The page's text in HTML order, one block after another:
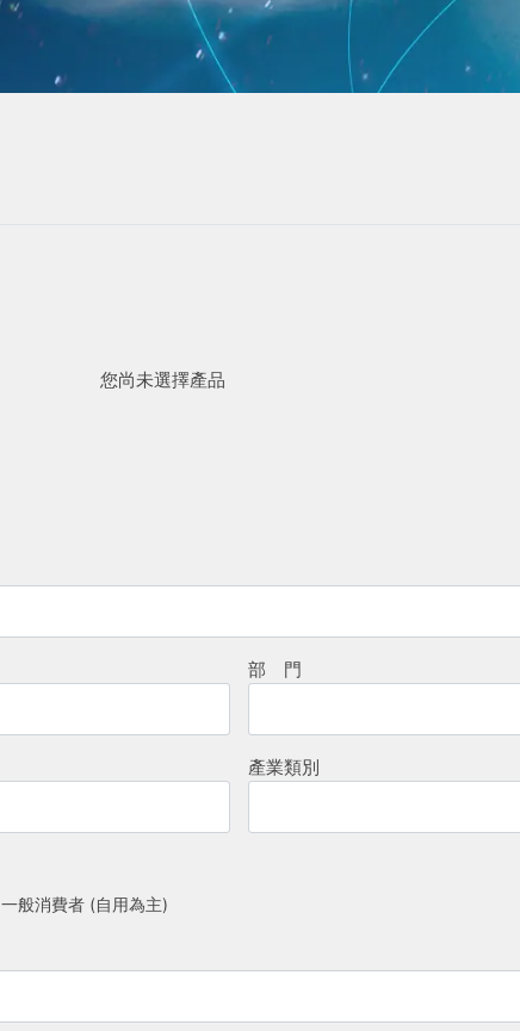
您尚未選擇產品
部 門
產業類別
一般消費者 (自用為主)